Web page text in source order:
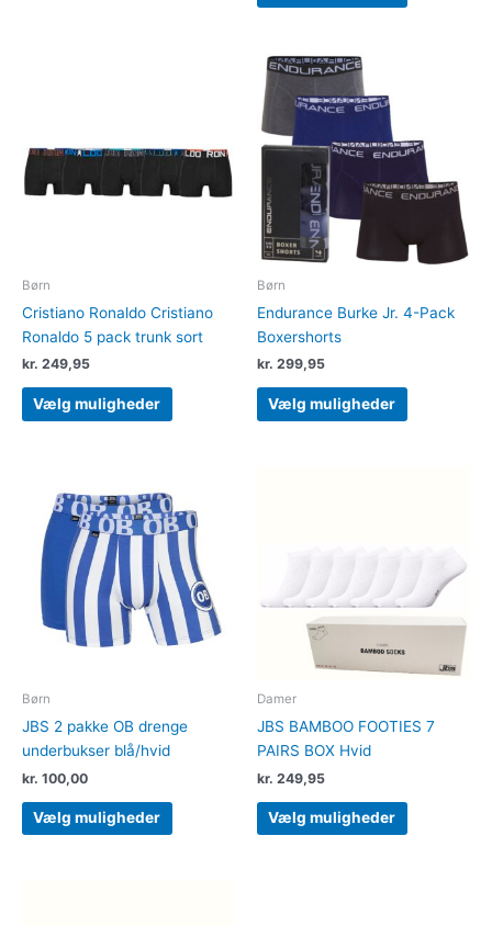
Børn
Cristiano Ronaldo Cristiano
Ronaldo 5 pack trunk sort
kr. 249,95
Vælg muligheder
varianter.
Mulighederne
Børn
Endurance Burke Jr. 4-Pack
Boxershorts
kr. 299,95
Vælg muligheder
varianter.
på
Børn
JBS 2 pakke OB drenge
underbukser blå/hvid
kr. 100,00
Vælg muligheder
vare
har
flere
varianter.
Mulighederne
kan
vælges
Damer
JBS BAMBOO FOOTIES 7
PAIRS BOX Hvid
kr. 249,95
Vælg muligheder
varianter.
kan
på